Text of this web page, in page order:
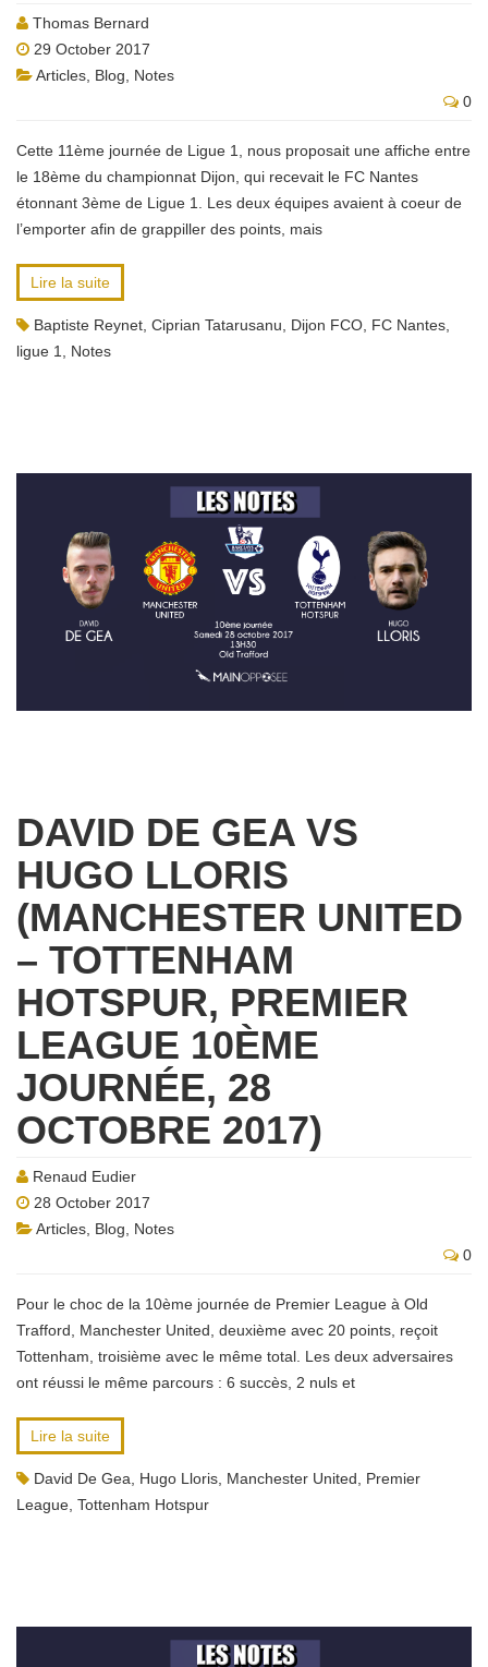
Thomas Bernard
29 October 2017
Articles Blog
Notes
0
Cette 11ème journée de Ligue 1, nous proposait une affiche entre
le 18ème du championnat Dijon, qui recevait le FC Nantes
étonnant 3ème de Ligue 1. Les deux équipes avaient à coeur de
l’emporter afin de grappiller des points, mais
Lire la suite
Baptiste Reynet Ciprian Tatarusanu Dijon FCO FC Nantes
ligue 1
Notes
DAVID DE GEA VS
HUGO LLORIS
(MANCHESTER UNITED
– TOTTENHAM
HOTSPUR, PREMIER
LEAGUE 10ÈME
JOURNÉE, 28
OCTOBRE 2017)
Renaud Eudier
28 October 2017
Articles Blog
Notes
0
Pour le choc de la 10ème journée de Premier League à Old
Trafford, Manchester United, deuxième avec 20 points, reçoit
Tottenham, troisième avec le même total. Les deux adversaires
ont réussi le même parcours : 6 succès, 2 nuls et
Lire la suite
David De Gea Hugo Lloris Manchester United
Premier
League Tottenham Hotspur